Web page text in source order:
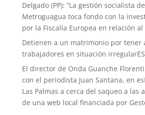
Delgado (PP): “La gestión socialista
Metroguagua toca fondo con la
por la Fiscalía Europea en relación al
Detienen a un matrimonio por tener
trabajadores en situación irregularES
El director de Onda Guanche
con el periodista Juan Santana, en
Las Palmas a cerca del saqueo a las
de una web local financiada por